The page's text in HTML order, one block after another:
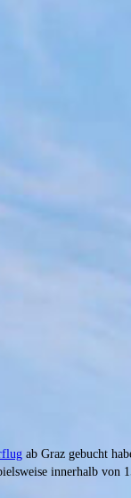
ab Graz gebucht
innerhalb von